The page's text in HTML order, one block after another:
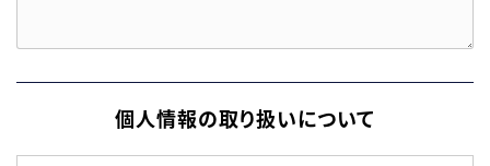
個人情報の取り扱いについて